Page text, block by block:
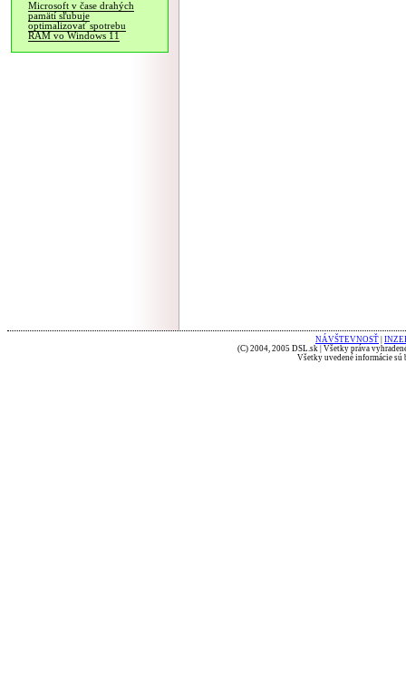
Microsoft v čase drahých
pamätí sľubuje
optimalizovať spotrebu
RAM vo Windows 11
NÁVŠTEVNOSŤ
(C) 2004, 2005 DSL.sk | Všetky práva
Všetky uvedené informácie sú